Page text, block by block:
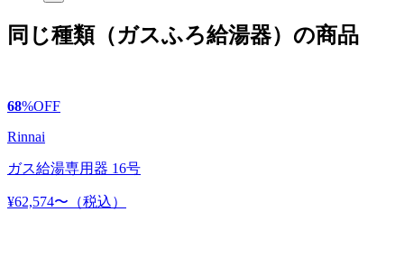
同じ種類（ガスふろ給湯器）の商品
68%OFF
Rinnai
ガス給湯専用器 16号
¥62,574〜 （税込）